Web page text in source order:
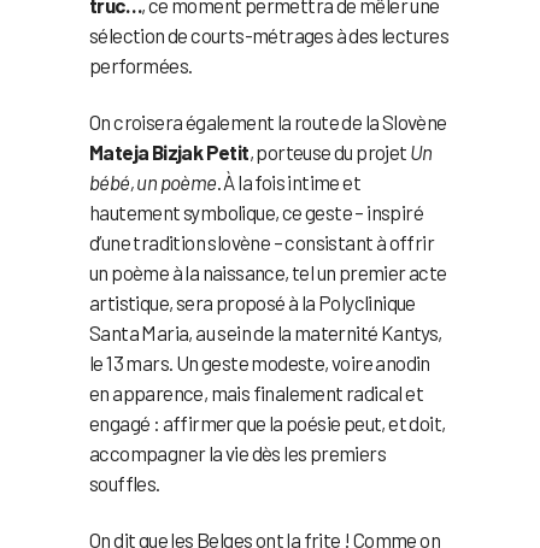
truc…, ce moment permettra de mêler une
sélection de courts-métrages à des lectures
performées.
On croisera également la route de la Slovène
Mateja Bizjak Petit, porteuse du projet Un
bébé, un poème. À la fois intime et
hautement symbolique, ce geste – inspiré
d’une tradition slovène – consistant à offrir
un poème à la naissance, tel un premier acte
artistique, sera proposé à la Polyclinique
Santa Maria, au sein de la maternité Kantys,
le 13 mars. Un geste modeste, voire anodin
en apparence, mais finalement radical et
engagé : affirmer que la poésie peut, et doit,
accompagner la vie dès les premiers
souffles.
On dit que les Belges ont la frite ! Comme on